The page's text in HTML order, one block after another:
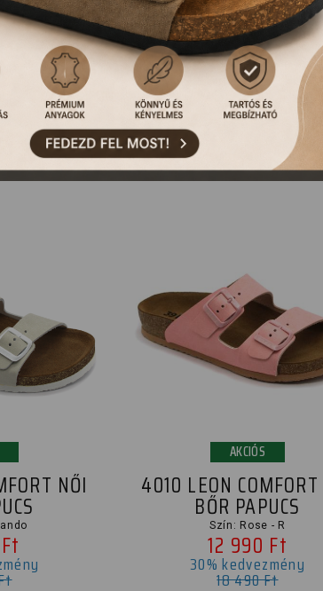
NŐI
AKCIÓS
4010 LEON
BŐR PAPUCS
Szín: Rose - R
12 990 Ft
30% kedvezmény
18 490 Ft